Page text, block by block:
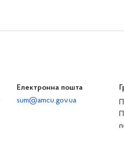
Електронна пошта
sum@amcu.gov.ua